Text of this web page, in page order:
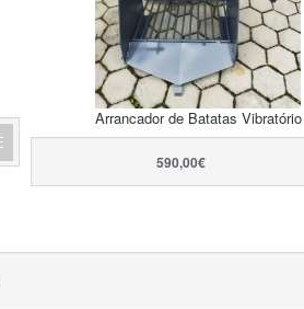
Arrancador de Batatas Vibratório
590,00€